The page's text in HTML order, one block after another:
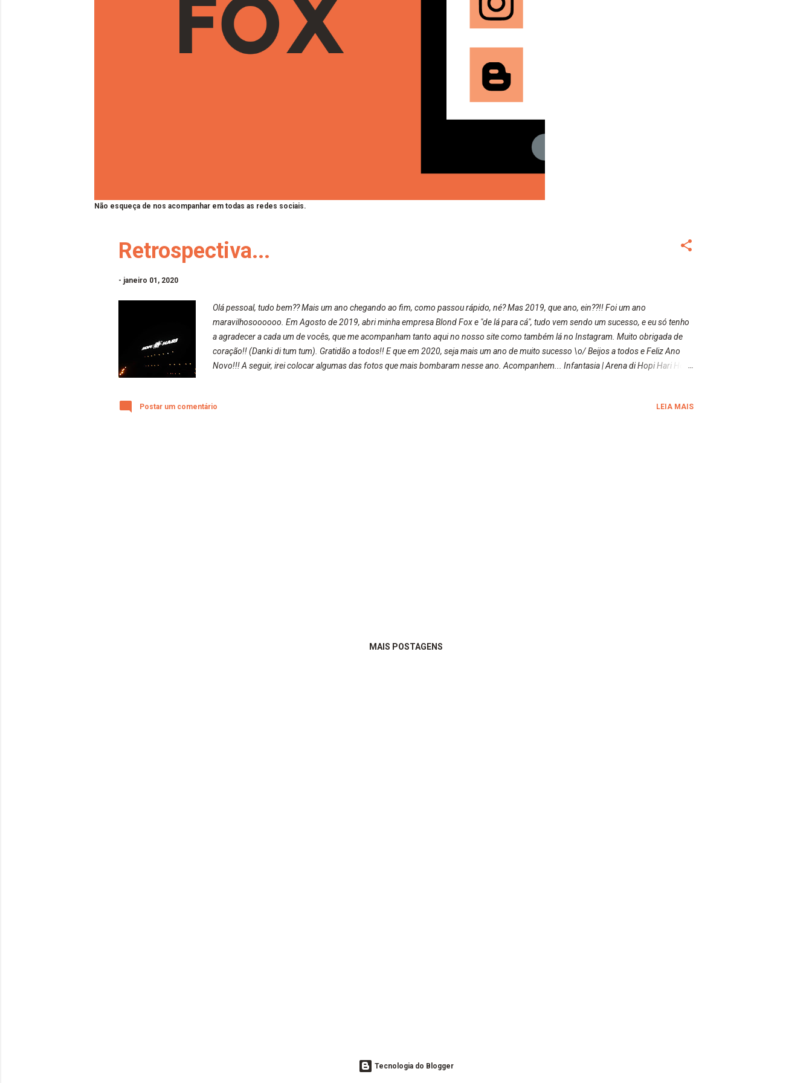
Não esqueça de nos acompanhar em todas as redes sociais.
Retrospectiva...
- janeiro 01, 2020
Olá pessoal, tudo bem?? Mais um ano chegando ao fim, como passou rápido, né? Mas 2019, que ano, ein??!! Foi um ano
maravilhosoooooo. Em Agosto de 2019, abri minha empresa Blond Fox e "de lá para cá", tudo vem sendo um sucesso, e eu só tenho
a agradecer a cada um de vocês, que me acompanham tanto aqui no nosso site como também lá no Instagram. Muito obrigada de
coração!! (Danki di tum tum). Gratidão a todos!! E que em 2020, seja mais um ano de muito sucesso \o/ Beijos a todos e Feliz Ano
Novo!!! A seguir, irei colocar algumas das fotos que mais bombaram nesse ano. Acompanhem... Infantasia | Arena di Hopi Hari Hora
Postar um comentário LEIA MAIS
MAIS POSTAGENS
Tecnologia do Blogger